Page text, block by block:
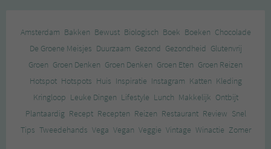
Amsterdam Bakken Bewust Biologisch Boek Boeken Chocolade
De Groene Meisjes Duurzaam Gezond Gezondheid Glutenvrij
Groen Groen Denken Groen Denken Groen Eten Groen Reizen
Hotspot Hotspots Huis Inspiratie Instagram Katten Kleding
Kringloop Leuke Dingen Lifestyle Lunch Makkelijk Ontbijt
Plantaardig Recept Recepten Reizen Restaurant Review Snel
Tips Tweedehands Vega Vegan Veggie Vintage Winactie Zomer